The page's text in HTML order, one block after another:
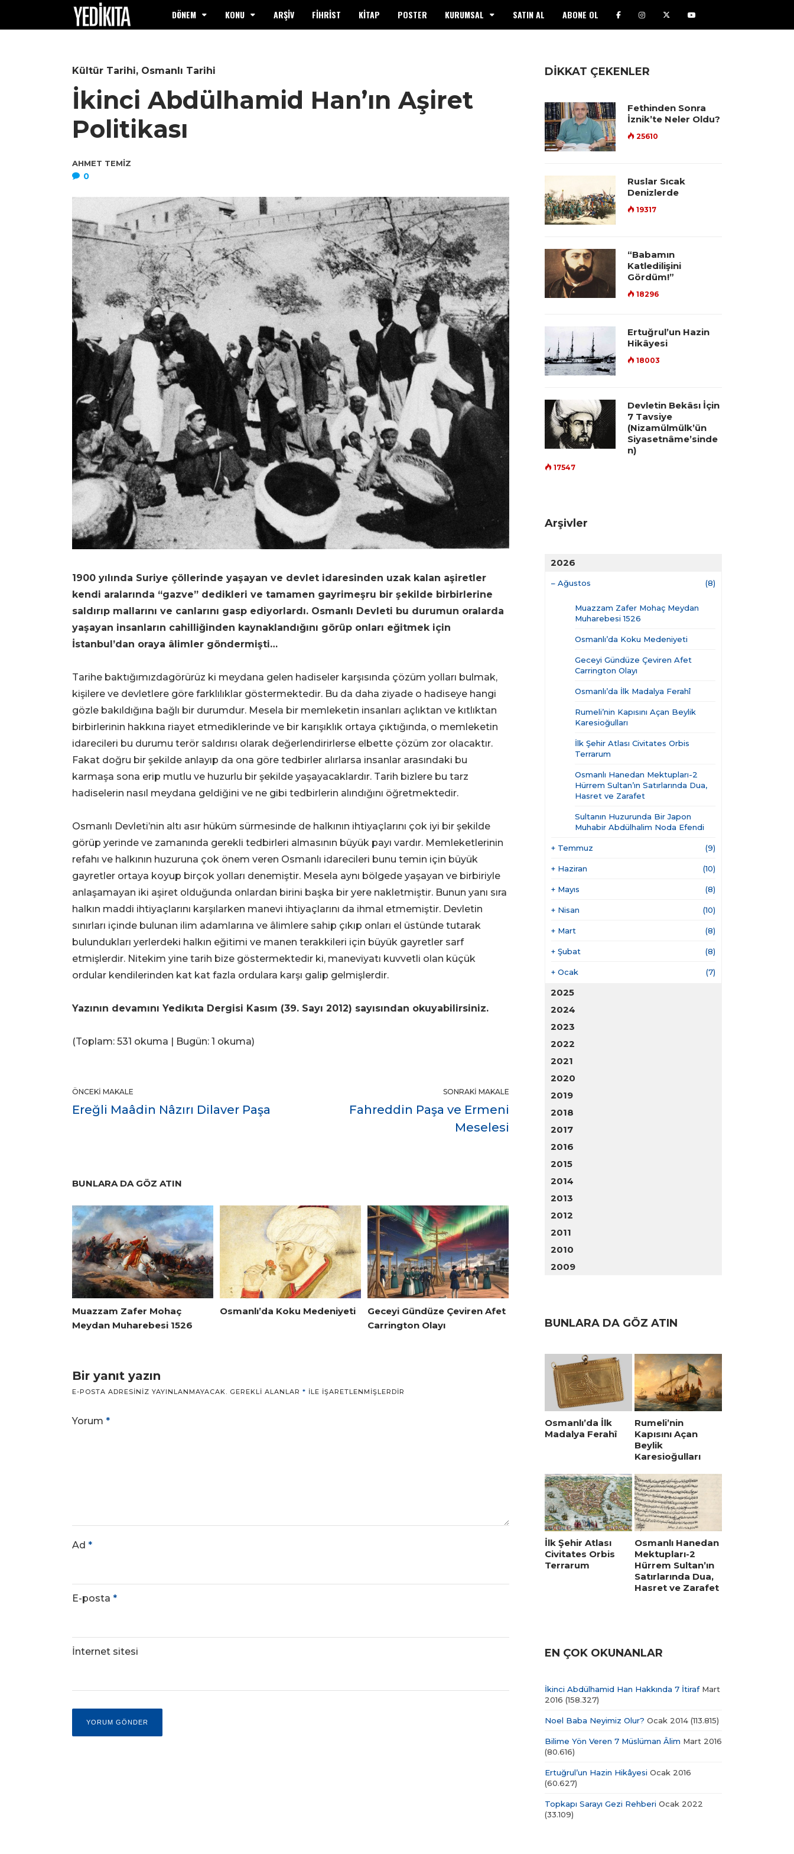
DÖNEM KONU ARŞİV FİHRİST KİTAP POSTER KURUMSAL SATIN AL ABONE OL
Kültür Tarihi, Osmanlı Tarihi
İkinci Abdülhamid Han’ın Aşiret
Politikası
AHMET TEMIZ
0
1900 yılında Suriye çöllerinde yaşayan ve devlet idaresinden uzak kalan aşiretler
kendi aralarında “gazve” dedikleri ve tamamen gayrimeşru bir şekilde birbirlerine
saldırıp mallarını ve canlarını gasp ediyorlardı. Osmanlı Devleti bu durumun oralarda
yaşayan insanların cahilliğinden kaynaklandığını görüp onları eğitmek için
İstanbul’dan oraya âlimler göndermişti…
Tarihe baktığımızdagörürüz ki meydana gelen hadiseler karşısında çözüm yolları bulmak,
kişilere ve devletlere göre farklılıklar göstermektedir. Bu da daha ziyade o hadiseye hangi
gözle bakıldığına bağlı bir durumdur. Mesela bir memleketin insanları açlıktan ve kıtlıktan
birbirlerinin hakkına riayet etmediklerinde ve bir karışıklık ortaya çıktığında, o memleketin
idarecileri bu durumu terör saldırısı olarak değerlendirirlerse elbette çözüm zor olacaktır.
Fakat doğru bir şekilde anlayıp da ona göre tedbirler alırlarsa insanlar arasındaki bu
karmaşa sona erip mutlu ve huzurlu bir şekilde yaşayacaklardır. Tarih bizlere bu tarz
hadiselerin nasıl meydana geldiğini ve ne gibi tedbirlerin alındığını öğretmektedir.
Osmanlı Devleti’nin altı asır hüküm sürmesinde de halkının ihtiyaçlarını çok iyi bir şekilde
görüp yerinde ve zamanında gerekli tedbirleri almasının büyük payı vardır. Memleketlerinin
refahı ve halkının huzuruna çok önem veren Osmanlı idarecileri bunu temin için büyük
gayretler ortaya koyup birçok yolları denemiştir. Mesela aynı bölgede yaşayan ve birbiriyle
anlaşamayan iki aşiret olduğunda onlardan birini başka bir yere nakletmiştir. Bunun yanı sıra
halkın maddi ihtiyaçlarını karşılarken manevi ihtiyaçlarını da ihmal etmemiştir. Devletin
sınırları içinde bulunan ilim adamlarına ve âlimlere sahip çıkıp onları el üstünde tutarak
bulundukları yerlerdeki halkın eğitimi ve manen terakkileri için büyük gayretler sarf
etmişlerdir. Nitekim yine tarih bize göstermektedir ki, maneviyatı kuvvetli olan küçük
ordular kendilerinden kat kat fazla ordulara karşı galip gelmişlerdir.
Yazının devamını Yedikıta Dergisi Kasım (39. Sayı 2012) sayısından okuyabilirsiniz.
(Toplam: 531 okuma | Bugün: 1 okuma)
ÖNCEKI MAKALE
Ereğli Maâdin Nâzırı Dilaver Paşa
SONRAKI MAKALE
Fahreddin Paşa ve Ermeni
Meselesi
BUNLARA DA GÖZ ATIN
Muazzam Zafer Mohaç
Meydan Muharebesi 1526
Osmanlı’da Koku Medeniyeti
Geceyi Gündüze Çeviren Afet
Carrington Olayı
Bir yanıt yazın
E-POSTA ADRESINIZ YAYINLANMAYACAK. GEREKLI ALANLAR * ILE IŞARETLENMIŞLERDIR
Yorum *
Ad *
E-posta *
İnternet sitesi
DİKKAT ÇEKENLER
Fethinden Sonra
İznik’te Neler Oldu?
25610
Ruslar Sıcak
Denizlerde
19317
“Babamın
Katledilişini
Gördüm!”
18296
Ertuğrul’un Hazin
Hikâyesi
18003
Devletin Bekâsı İçin
7 Tavsiye
(Nizamülmülk’ün
Siyasetnâme’sinde
n)
17547
Arşivler
2026
– Ağustos (8)
Muazzam Zafer Mohaç Meydan
Muharebesi 1526
Osmanlı’da Koku Medeniyeti
Geceyi Gündüze Çeviren Afet
Carrington Olayı
Osmanlı’da İlk Madalya Ferahî
Rumeli’nin Kapısını Açan Beylik
Karesioğulları
İlk Şehir Atlası Civitates Orbis
Terrarum
Osmanlı Hanedan Mektupları-2
Hürrem Sultan’ın Satırlarında Dua,
Hasret ve Zarafet
Sultanın Huzurunda Bir Japon
Muhabir Abdülhalim Noda Efendi
+ Temmuz (9)
+ Haziran (10)
+ Mayıs (8)
+ Nisan (10)
+ Mart (8)
+ Şubat (8)
+ Ocak (7)
2025
2024
2023
2022
2021
2020
2019
2018
2017
2016
2015
2014
2013
2012
2011
2010
2009
BUNLARA DA GÖZ ATIN
Osmanlı’da İlk
Madalya Ferahî
Rumeli’nin
Kapısını Açan
Beylik
Karesioğulları
İlk Şehir Atlası
Civitates Orbis
Terrarum
Osmanlı Hanedan
Mektupları-2
Hürrem Sultan’ın
Satırlarında Dua,
Hasret ve Zarafet
EN ÇOK OKUNANLAR
İkinci Abdülhamid Han Hakkında 7 İtirafMart
2016 (158.327)
Noel Baba Neyimiz Olur? Ocak 2014 (113.815)
Bilime Yön Veren 7 Müslüman Âlim Mart 2016
(80.616)
Ertuğrul’un Hazin Hikâyesi Ocak 2016
(60.627)
Topkapı Sarayı Gezi Rehberi Ocak 2022
(33.109)